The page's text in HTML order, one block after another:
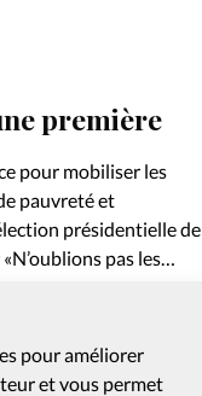
pour améliorer
et vous permet
première
pour mobiliser les
pauvreté et
présidentielle de
pas les